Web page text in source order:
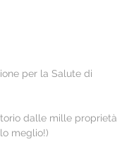
per la Salute di
dalle mille proprietà
meglio!)